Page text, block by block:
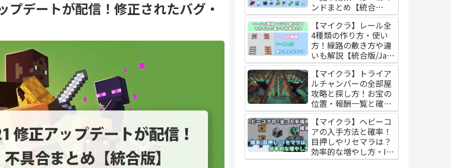
デートが配信！修正されたバグ・
ンドまとめ【統合
版/Java版】
【マイクラ】レール全
4種類の作り方・使い
方！線路の敷き方や違
いも解説【統合版/Java
版】
【マイクラ】トライア
ルチャンバーの全部屋
攻略と探し方！お宝の
位置・報酬一覧と確率
【Java版/統合版】
【マイクラ】ヘビーコ
アの入手方法と確率！
目押しやリセマラは？
効率的な増やし方・ID
も解説【統合版/Java